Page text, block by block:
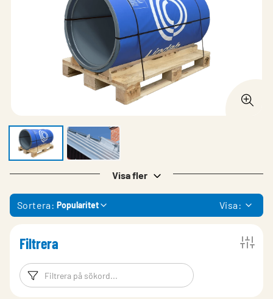
Visa fler
Sortera: Popularitet Visa:
Filtrera
Filtreringsord Filtrera